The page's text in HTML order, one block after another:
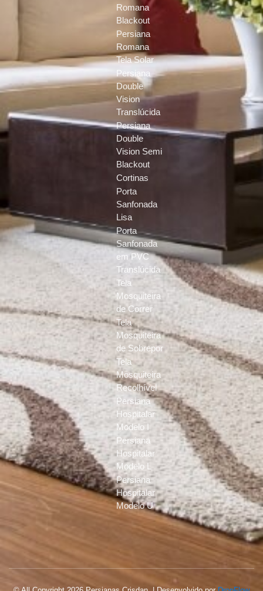
Romana
Blackout
Persiana
Romana
Tela Solar
Persiana
Double
Vision
Translúcida
Persiana
Double
Vision Semi
Blackout
Cortinas
Porta
Sanfonada
Lisa
Porta
Sanfonada
em PVC
Translúcida
Tela
Mosquiteira
de Correr
Tela
Mosquiteira
de Sobrepor
Tela
Mosquiteira
Recolhível
Persiana
Hospitalar
Modelo I
Persiana
Hospitalar
Modelo L
Persiana
Hospitalar
Modelo U